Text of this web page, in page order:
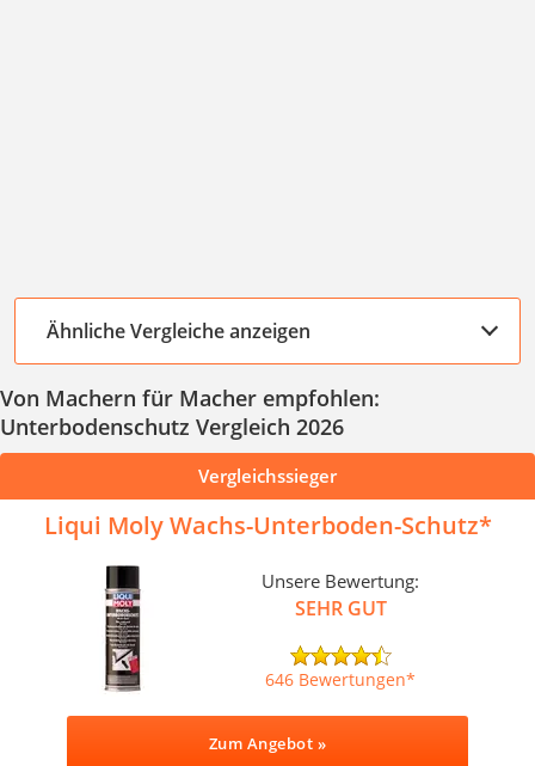
Ähnliche Vergleiche anzeigen
Von Machern für Macher empfohlen:
Unterbodenschutz Vergleich 2026
Vergleichssieger
Liqui Moly Wachs-Unterboden-Schutz
Unsere Bewertung:
SEHR GUT
646 Bewertungen
Zum Angebot »